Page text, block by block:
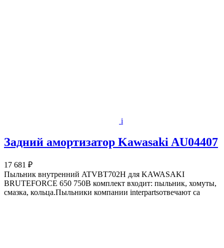
i
Задний амортизатор Kawasaki AU04407
17 681 ₽
Пыльник внутренний ATVBT702Н для KAWASAKI
BRUTEFORCE 650 750В комплект входит: пыльник, хомуты,
смазка, кольца.Пыльники компании interpartsотвечают са